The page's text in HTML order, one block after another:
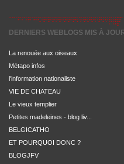
DERNIERS WEBLOGS MIS À
La renouée aux oiseaux
Métapo infos
l'information nationaliste
VIE DE CHATEAU
Le vieux templier
Petites madeleines - blog liv...
BELGICATHO
ET POURQUOI DONC ?
BLOGJFV